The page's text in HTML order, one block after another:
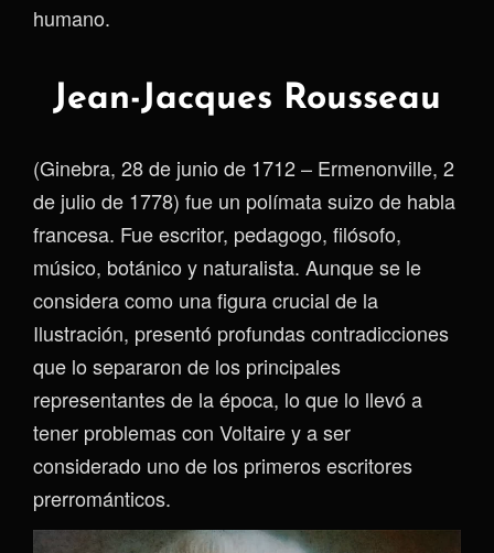
humano.
Jean-Jacques Rousseau
(Ginebra, 28 de junio de 1712 – Ermenonville, 2
de julio de 1778) fue un polímata suizo de habla
francesa. Fue escritor, pedagogo, filósofo,
músico, botánico y naturalista. Aunque se le
considera como una figura crucial de la
Ilustración, presentó profundas contradicciones
que lo separaron de los principales
representantes de la época, lo que lo llevó a
tener problemas con Voltaire y a ser
considerado uno de los primeros escritores
prerrománticos.